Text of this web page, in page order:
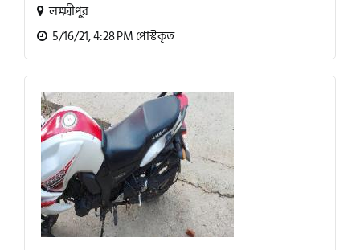
লক্ষ্মীপুর
5/16/21, 4:28 PM পোস্টকৃত